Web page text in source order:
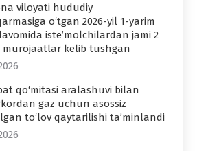
viloyati hududiy
o‘tgan 2026-yil 1-yarim
iste’molchilardan jami 2
murojaatlar kelib tushgan
qo‘mitasi aralashuvi bilan
gaz uchun asossiz
to‘lov qaytarilishi ta’minlandi